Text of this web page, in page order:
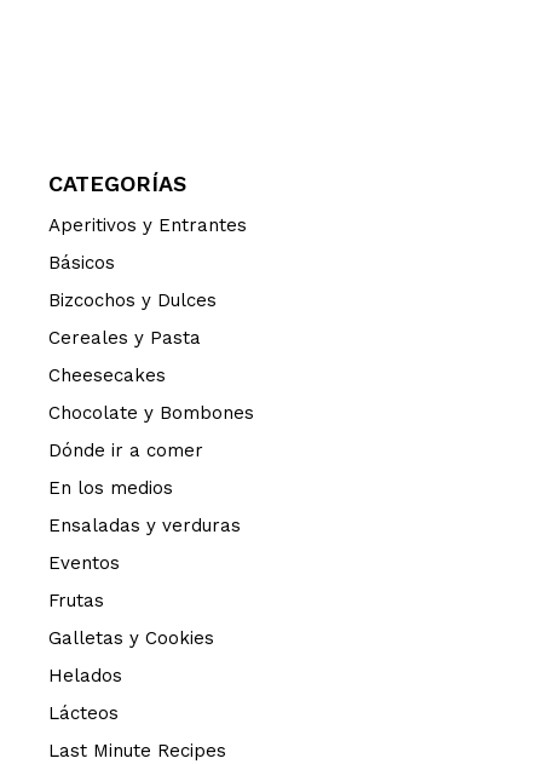
CATEGORÍAS
Aperitivos y Entrantes
Básicos
Bizcochos y Dulces
Cereales y Pasta
Cheesecakes
Chocolate y Bombones
Dónde ir a comer
En los medios
Ensaladas y verduras
Eventos
Frutas
Galletas y Cookies
Helados
Lácteos
Last Minute Recipes